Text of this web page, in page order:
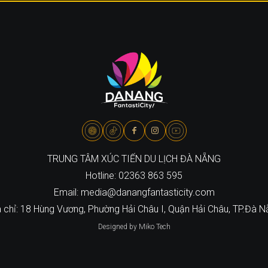
TRUNG TÂM XÚC TIẾN DU LỊCH ĐÀ NẴNG
Hotline: 02363 863 595
Email: media@danangfantasticity.com
18 Hùng Vương, Phường Hải Châu I, Quận Hải Châu, TP.Đà
Designed by Miko Tech